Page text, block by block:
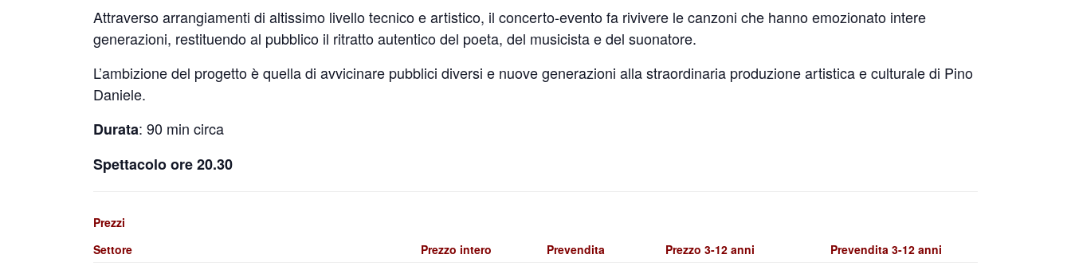
Attraverso arrangiamenti di altissimo livello tecnico e artistico, il concerto-evento fa rivivere le canzoni che hanno emozionato intere
generazioni, restituendo al pubblico il ritratto autentico del poeta, del musicista e del suonatore.
L’ambizione del progetto è quella di avvicinare pubblici diversi e nuove generazioni alla straordinaria produzione artistica e culturale di Pino
Daniele.
Durata: 90 min circa
Spettacolo ore 20.30
Prezzi
Settore
Prezzo intero Prevendita Prezzo 3-12 anni Prevendita 3-12 anni